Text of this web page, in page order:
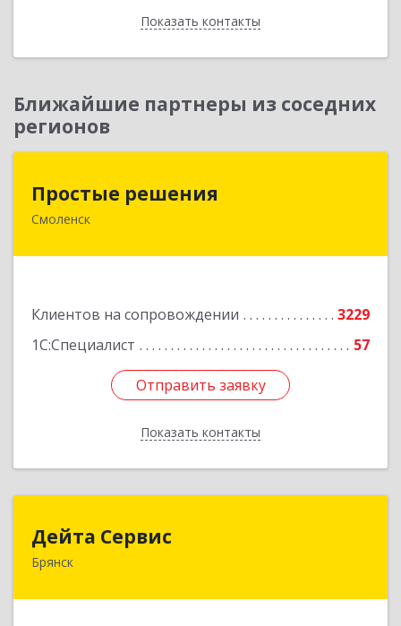
Показать контакты
Назад
Ближайшие партнеры из соседних
регионов
Простые решения
Смоленск
Клиентов на сопровождении
3229
1С:Специалист
57
Отправить заявку
Показать контакты
214015, Смоленская обл, Смоленск г, Большая
Отправить заявку
Назад
Дейта Сервис
Брянск241035, Брянская обл, Брянск г, Ульянова ул,